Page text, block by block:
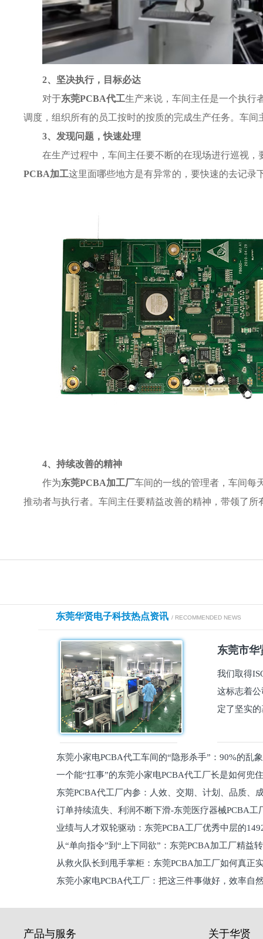
2、坚决执行，目标必达
对于东莞PCBA代工生产来说，车间主任是一个执行
调度，组织所有的员工按时的按质的完成生产任务。车
3、发现问题，快速处理
在生产过程中，车间主任要不断的在现场进行巡视
PCBA加工这里面哪些地方是有异常的，要快速的去记录
4、持续改善的精神
作为东莞PCBA加工厂车间的一线的管理者，车间每
推动者与执行者。车间主任要精益改善的精神，带领了
东莞华贤电子科技热点资讯 / RECOMMENDED NEWS
东莞市华
我们取得
这标志着
定了坚实
东莞小家电PCBA代工车间的“隐形杀手”：90%的乱
员工一个能“扛事”的东莞小家电PCBA代工厂长是如何兜
东莞PCBA代工厂内参：人效、交期、计划、品质
维锁客法则
订单持续流失、利润不断下滑-东莞医疗器械PCBA工
理死穴必须堵住
业绩与人才双轮驱动：东莞PCBA工厂优秀中层的
从“单向指令”到“上下同欲”：东莞PCBA加工厂精益
关键从救火队长到甩手掌柜：东莞PCBA加工厂如何真正
东莞小家电PCBA代工厂：把这三件事做好，效率自
产品与服务 关于华贤